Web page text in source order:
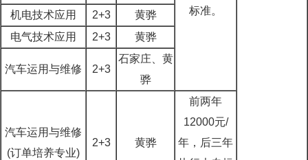
标准。
机电技术应用
2+3
黄骅
电气技术应用
2+3 黄骅
汽车运用与维修 2+3
石家庄、黄
骅
汽车运用与维修
(订单培养专业)
2+3 黄骅
前两年
12000元/
年，后三年